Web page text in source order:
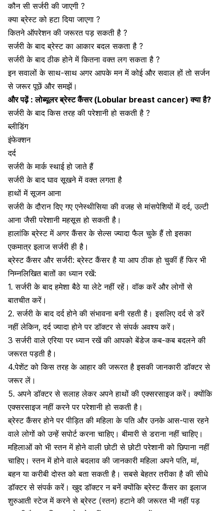
कौन सी सर्जरी की जाएगी ?
क्या ब्रेस्ट को हटा दिया जाएगा ?
कितने ऑपरेशन की जरूरत पड़ सकती है ?
सर्जरी के बाद ब्रेस्ट का आकार बदल सकता है ?
सर्जरी के बाद ठीक होने में कितना वक्त लग सकता है ?
इन सवालों के साथ-साथ अगर आपके मन में कोई और सवाल हों तो सर्जन
से जरूर पूछें और समझें।
और पढ़ें : लोब्यूलर ब्रेस्ट कैंसर (Lobular breast cancer) क्या है?
सर्जरी के बाद किस तरह की परेशानी हो सकती है ?
ब्लीडिंग
इंफेक्शन
दर्द
सर्जरी के मार्क स्थाई हो जाते हैं
सर्जरी के बाद घाव सूखने में वक्त लगता है
हाथों में सूजन आना
सर्जरी के दौरान दिए गए एनेस्थीसिया की वजह से मांसपेशियों में दर्द, उल्टी
आना जैसी परेशानी महसूस हो सकती है।
हालांकि ब्रेस्ट में अगर कैंसर के सेल्स ज्यादा फैल चुके हैं तो इसका
एकमात्र इलाज सर्जरी ही है।
ब्रेस्ट कैंसर और सर्जरी: ब्रेस्ट कैंसर है या आप ठीक हो चुकीं हैं फिर भी
निम्नलिखित बातों का ध्यान रखें:
1. सर्जरी के बाद हमेशा बैठे या लेटे नहीं रहें।वॉक करेंऔर लोगों से
बातचीत करें।
2. सर्जरी के बाद दर्द होने की संभावना बनी रहती है। इसलिए दर्द से डरें
नहीं लेकिन, दर्द ज्यादा होने पर डॉक्टर से संपर्क अवश्य करें।
3 सर्जरी वाले एरिया पर ध्यान रखें की आपको बेंडेज कब-कब बदलने की
जरूरत पड़ती है।
4.पेशेंट को किस तरह के आहार की जरूरत है इसकी जानकारी डॉक्टर से
जरूर लें।
5. अपने डॉक्टर से सलाह लेकर अपने हाथों कीएक्सरसाइजकरें। क्योंकि
एक्सरसाइज नहीं करने पर परेशानी हो सकती है।
ब्रेस्ट कैंसर होने पर पीड़ित की महिला के पति और उनके आस-पास रहने
वाले लोगों को उन्हें सपोर्ट करना चाहिए। बीमारी से डराना नहीं चाहिए।
महिलाओं को भी स्तन में होने वाली छोटी से छोटी परेशानी को छिपाना नहीं
चाहिए। स्तन में होने वाले बदलाव की जानकारी महिला अपने पति, मां,
बहन या करीबी दोस्त को बता सकती है। सबसे बेहतर तरीका है की सीधे
डॉक्टर से संपर्क करें। खुद डॉक्टर न बनें क्योंकि ब्रेस्ट कैंसर का इलाज
शुरुआती स्टेज में करने से ब्रेस्ट (स्तन) हटाने की जरूरत भी नहीं पड़